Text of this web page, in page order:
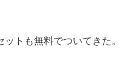
トも無料でついてきた。